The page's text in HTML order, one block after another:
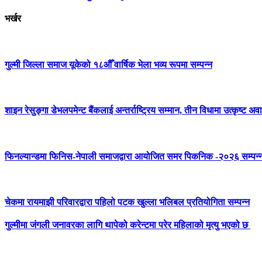
भर्खर
गुल्मी जिल्ला समाज यूकेको १८औँ वार्षिक भेला भव्य रूपमा सम्पन्न
शाइन रेसुङ्गा डेभलपमेन्ट बैंकलाई अन्तर्राष्ट्रिय सम्मान, तीन विधामा उत्कृष्ट
फिनल्यान्डमा फिनिस-नेपाली समाजद्वारा आयोजित समर पिकनिक -२०२६
चेकमा रायमाझी परिवारद्वारा पहिलो पटक खुल्ला भलिबल प्रतियोगिता सम्पन्न
गुल्मीमा जंगली जनावरका लागि थापेको करेन्टमा परेर महिलाको मृत्यु भएको छ